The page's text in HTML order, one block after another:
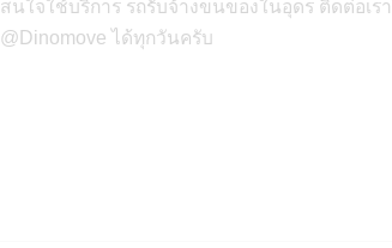
สนใจใช้บริการ รถรับจ้างขนของในอุดร ติดต่อเร
@Dinomove ได้ทุกวันครับ